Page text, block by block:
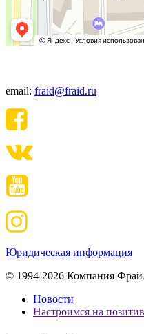
email: fraid@fraid.ru
Юридическая информация
© 1994-2026 Компания
Новости
Настроимся на